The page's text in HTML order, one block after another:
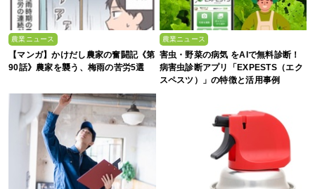
農業ニュース
【マンガ】かけだし農家の奮闘記《第
90話》農家を襲う、梅雨の苦労5選
農業ニュース
害虫・野菜の病気 をAIで無料診断！
病害虫診断アプリ「EXPESTS（エク
スペスツ）」の特徴と活用事例